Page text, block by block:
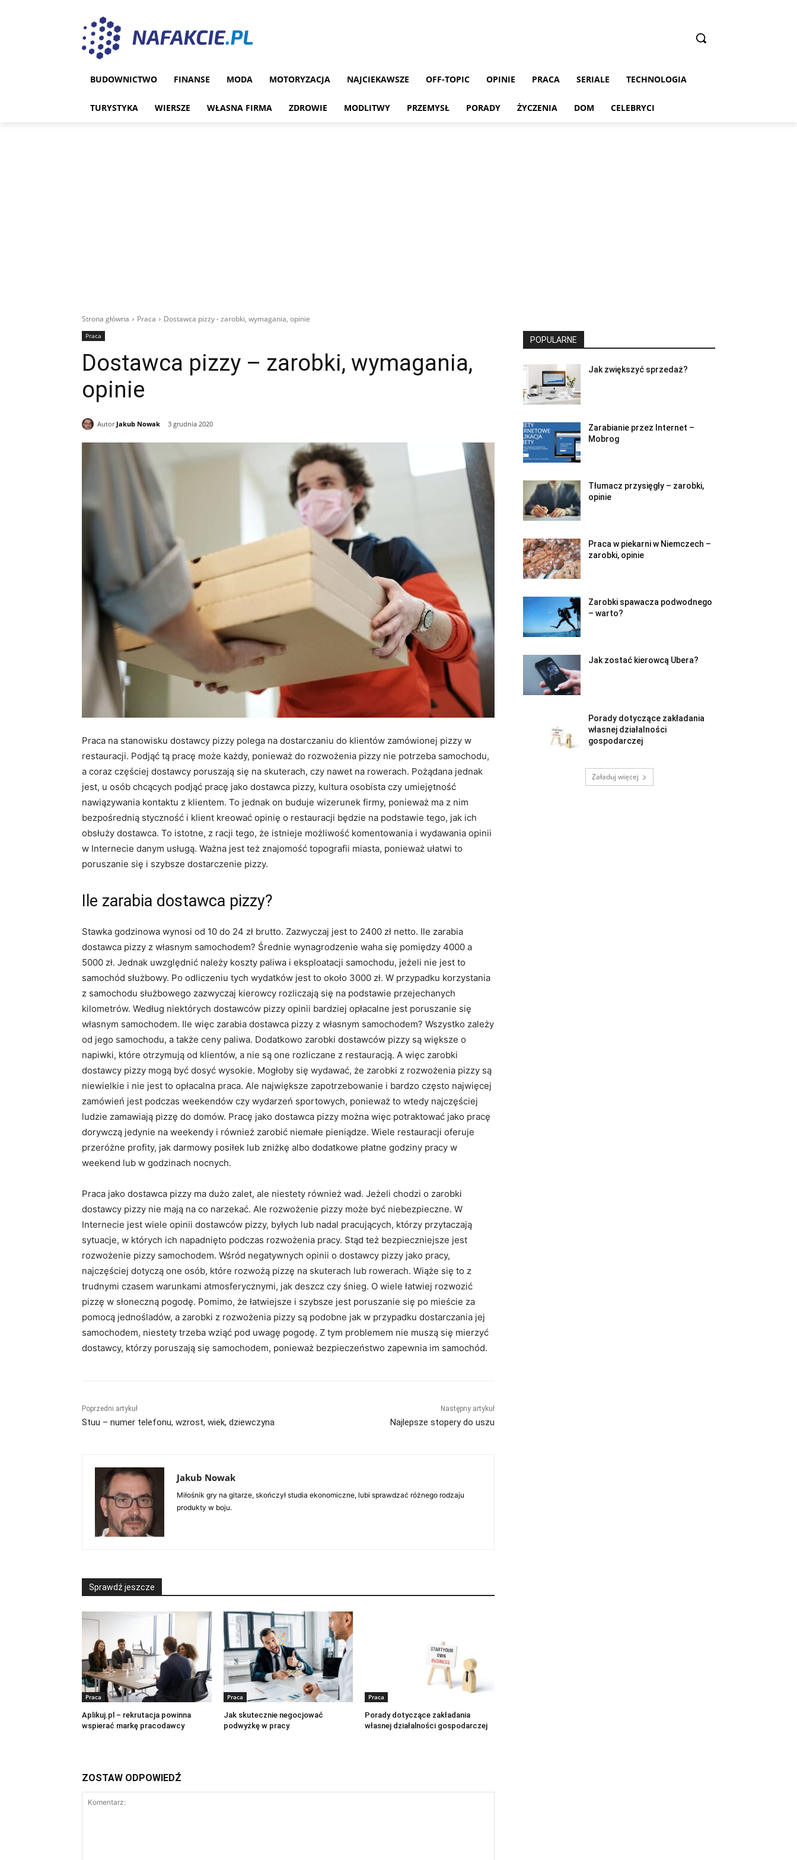
BUDOWNICTWO FINANSE MODA MOTORYZACJA NAJCIEKAWSZE OFF-TOPIC OPINIE PRACA SERIALE TECHNOLOGIA
TURYSTYKA WIERSZE WŁASNA FIRMA ZDROWIE MODLITWY PRZEMYSŁ PORADY ŻYCZENIA DOM CELEBRYCI
Strona główna Praca Dostawca pizzy - zarobki, wymagania, opinie
Praca
Dostawca pizzy – zarobki, wymagania,
opinie
Autor Jakub Nowak 3 grudnia 2020
Praca na stanowisku dostawcy pizzy polega na dostarczaniu do klientów zamówionej pizzy w
restauracji. Podjąć tą pracę może każdy, ponieważ do rozwożenia pizzy nie potrzeba samochodu,
a coraz częściej dostawcy poruszają się na skuterach, czy nawet na rowerach. Pożądana jednak
jest, u osób chcących podjąć pracę jako dostawca pizzy, kultura osobista czy umiejętność
nawiązywania kontaktu z klientem. To jednak on buduje wizerunek firmy, ponieważ ma z nim
bezpośrednią styczność i klient kreować opinię o restauracji będzie na podstawie tego, jak ich
obsłuży dostawca. To istotne, z racji tego, że istnieje możliwość komentowania i wydawania opinii
w Internecie danym usługą. Ważna jest też znajomość topografii miasta, ponieważ ułatwi to
poruszanie się i szybsze dostarczenie pizzy.
Ile zarabia dostawca pizzy?
Stawka godzinowa wynosi od 10 do 24 zł brutto. Zazwyczaj jest to 2400 zł netto. Ile zarabia
dostawca pizzy z własnym samochodem? Średnie wynagrodzenie waha się pomiędzy 4000 a
5000 zł. Jednak uwzględnić należy koszty paliwa i eksploatacji samochodu, jeżeli nie jest to
samochód służbowy. Po odliczeniu tych wydatków jest to około 3000 zł. W przypadku korzystania
z samochodu służbowego zazwyczaj kierowcy rozliczają się na podstawie przejechanych
kilometrów. Według niektórych dostawców pizzy opinii bardziej opłacalne jest poruszanie się
własnym samochodem. Ile więc zarabia dostawca pizzy z własnym samochodem? Wszystko zależy
od jego samochodu, a także ceny paliwa. Dodatkowo zarobki dostawców pizzy są większe o
napiwki, które otrzymują od klientów, a nie są one rozliczane z restauracją. A więc zarobki
dostawcy pizzy mogą być dosyć wysokie. Mogłoby się wydawać, że zarobki z rozwożenia pizzy są
niewielkie i nie jest to opłacalna praca. Ale największe zapotrzebowanie i bardzo często najwięcej
zamówień jest podczas weekendów czy wydarzeń sportowych, ponieważ to wtedy najczęściej
ludzie zamawiają pizzę do domów. Pracę jako dostawca pizzy można więc potraktować jako pracę
dorywczą jedynie na weekendy i również zarobić niemałe pieniądze. Wiele restauracji oferuje
przeróżne profity, jak darmowy posiłek lub zniżkę albo dodatkowe płatne godziny pracy w
weekend lub w godzinach nocnych.
Praca jako dostawca pizzy ma dużo zalet, ale niestety również wad. Jeżeli chodzi o zarobki
dostawcy pizzy nie mają na co narzekać. Ale rozwożenie pizzy może być niebezpieczne. W
Internecie jest wiele opinii dostawców pizzy, byłych lub nadal pracujących, którzy przytaczają
sytuacje, w których ich napadnięto podczas rozwożenia pracy. Stąd też bezpieczniejsze jest
rozwożenie pizzy samochodem. Wśród negatywnych opinii o dostawcy pizzy jako pracy,
najczęściej dotyczą one osób, które rozwożą pizzę na skuterach lub rowerach. Wiąże się to z
trudnymi czasem warunkami atmosferycznymi, jak deszcz czy śnieg. O wiele łatwiej rozwozić
pizzę w słoneczną pogodę. Pomimo, że łatwiejsze i szybsze jest poruszanie się po mieście za
pomocą jednośladów, a zarobki z rozwożenia pizzy są podobne jak w przypadku dostarczania jej
samochodem, niestety trzeba wziąć pod uwagę pogodę. Z tym problemem nie muszą się mierzyć
dostawcy, którzy poruszają się samochodem, ponieważ bezpieczeństwo zapewnia im samochód.
Poprzedni artykuł
Stuu – numer telefonu, wzrost, wiek, dziewczyna
Następny artykuł
Najlepsze stopery do uszu
Jakub Nowak
Miłośnik gry na gitarze, skończył studia ekonomiczne, lubi sprawdzać różnego rodzaju
produkty w boju.
Sprawdź jeszcze
Praca
Aplikuj.pl – rekrutacja powinna
wspierać markę pracodawcy
Praca
Jak skutecznie negocjować
podwyżkę w pracy
Praca
Porady dotyczące zakładania
własnej działalności gospodarczej
ZOSTAW ODPOWIEDŹ
POPULARNE
Jak zwiększyć sprzedaż?
Zarabianie przez Internet –
Mobrog
Tłumacz przysięgły – zarobki,
opinie
Praca w piekarni w Niemczech –
zarobki, opinie
Zarobki spawacza podwodnego
– warto?
Jak zostać kierowcą Ubera?
Porady dotyczące zakładania
własnej działalności
gospodarczej
Załaduj więcej